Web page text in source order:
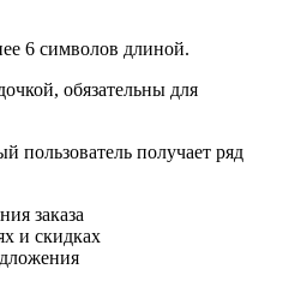
6 символов длиной.
обязательны для
пользователь получает ряд
заказа
и скидках